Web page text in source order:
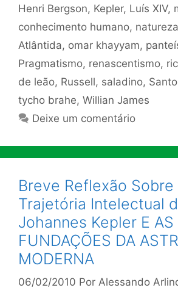
Henri Bergson, Kepler, Luís XIV,
conhecimento humano,
Atlântida, omar khayyam,
Pragmatismo, renascentismo,
de leão, Russell, saladino,
tycho brahe, Willian James
Deixe um comentário
Breve Reflexão Sobre
Trajetória Intelectual
Johannes Kepler E AS
FUNDAÇÕES DA
MODERNA
06/02/2010 Por Alessando